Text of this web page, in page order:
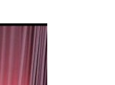
od
22.800,00 рсд
do
26.800,00 рсд